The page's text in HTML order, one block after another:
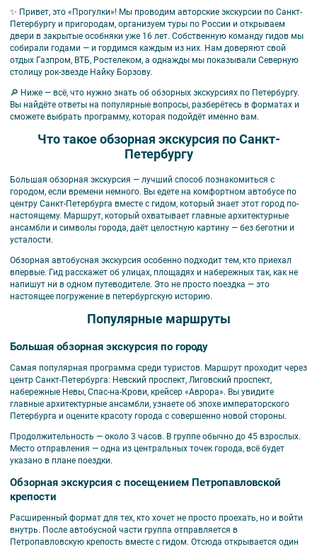
✨ Привет, это «Прогулки»! Мы проводим авторские экскурсии по Санкт-
Петербургу и пригородам, организуем туры по России и открываем
двери в закрытые особняки уже 16 лет. Собственную команду гидов мы
собирали годами — и гордимся каждым из них. Нам доверяют свой
отдых Газпром, ВТБ, Ростелеком, а однажды мы показывали Северную
столицу рок-звезде Найку Борзову.
🔎 Ниже — всё, что нужно знать об обзорных экскурсиях по Петербургу.
Вы найдёте ответы на популярные вопросы, разберётесь в форматах и
сможете выбрать программу, которая подойдёт именно вам.
Что такое обзорная экскурсия по Санкт-
Петербургу
Большая обзорная экскурсия — лучший способ познакомиться с
городом, если времени немного. Вы едете на комфортном автобусе по
центру Санкт-Петербурга вместе с гидом, который знает этот город по-
настоящему. Маршрут, который охватывает главные архитектурные
ансамбли и символы города, даёт целостную картину — без беготни и
усталости.
Обзорная автобусная экскурсия особенно подходит тем, кто приехал
впервые. Гид расскажет об улицах, площадях и набережных так, как не
напишут ни в одном путеводителе. Это не просто поездка — это
настоящее погружение в петербургскую историю.
Популярные маршруты
Большая обзорная экскурсия по городу
Самая популярная программа среди туристов. Маршрут проходит через
центр Санкт-Петербурга: Невский проспект, Лиговский проспект,
набережные Невы, Спас-на-Крови, крейсер «Аврора». Вы увидите
главные архитектурные ансамбли, узнаете об эпохе императорского
Петербурга и оцените красоту города с совершенно новой стороны.
Продолжительность — около 3 часов. В группе обычно до 45 взрослых.
Место отправления — одна из центральных точек города, всё будет
указано в плане поездки.
Обзорная экскурсия с посещением Петропавловской
крепости
Расширенный формат для тех, кто хочет не просто проехать, но и войти
внутрь. После автобусной части группа отправляется в
Петропавловскую крепость вместе с гидом. Отсюда открывается один